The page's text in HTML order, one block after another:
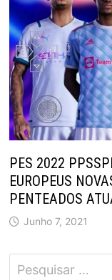
PES 2022
EUROPEUS
PENTEADOS
Junho 7, 2021
Pesquisar